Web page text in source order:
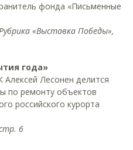
фонда «Письменные
«Выставка Победы»,
года»
Алексей Лесонен делится
по ремонту объектов
российского курорта
6